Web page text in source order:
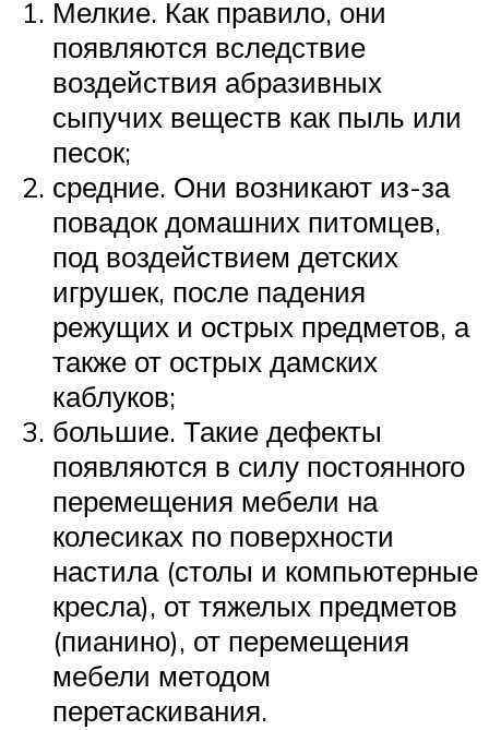
Мелкие. Как правило, они
появляются вследствие
воздействия абразивных
сыпучих веществ как пыль или
песок;
средние. Они возникают из-за
повадок домашних питомцев,
под воздействием детских
игрушек, после падения
режущих и острых предметов, а
также от острых дамских
каблуков;
большие. Такие дефекты
появляются в силу постоянного
перемещения мебели на
колесиках по поверхности
настила (столы и компьютерные
кресла), от тяжелых предметов
(пианино), от перемещения
мебели методом
перетаскивания.